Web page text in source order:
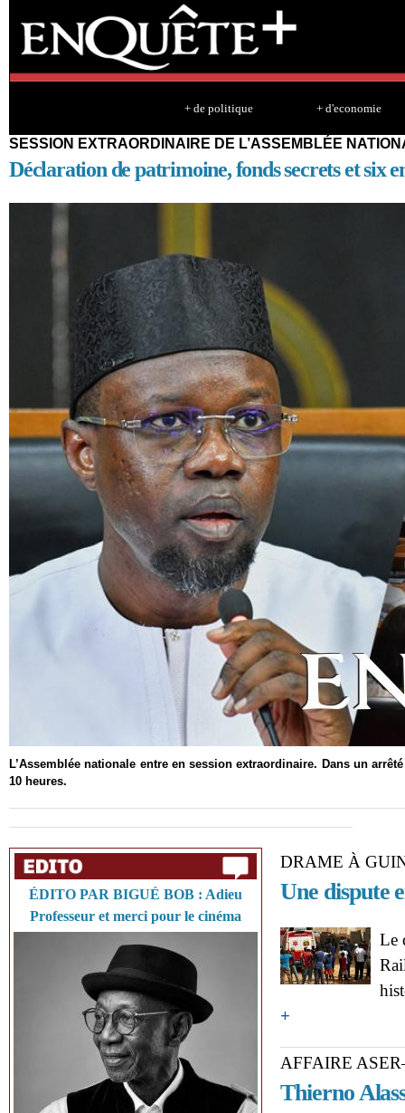
+ de politique + d'economie
SESSION EXTRAORDINAIRE DE L’ASSEMBLÉE
Déclaration de patrimoine, fonds secrets et six
L’Assemblée nationale entre en session extraordinaire. Dans un
10 heures.
ÉDITO PAR BIGUÉ BOB : Adieu
Professeur et merci pour le cinéma
DRAME À
Une dispute
Le
+
AFFAIRE
Thierno